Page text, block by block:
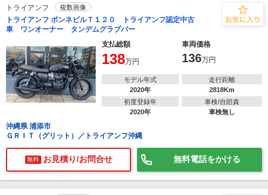
トライアンフ 複数画像
トライアンフ ボンネビルＴ１２０ トライアンフ認定中古
車 ワンオーナー タンデムグラブバー
支払総額
車両価格
138万円 136万円
モデル年式
2020年
走行距離
2818Km
初度登録年
2020年
車検/自賠責
車検無し
沖縄県 浦添市
ＧＲＩＴ（グリット）／トライアンフ沖縄
無料 お見積り/お問合せ 無料電話をかける